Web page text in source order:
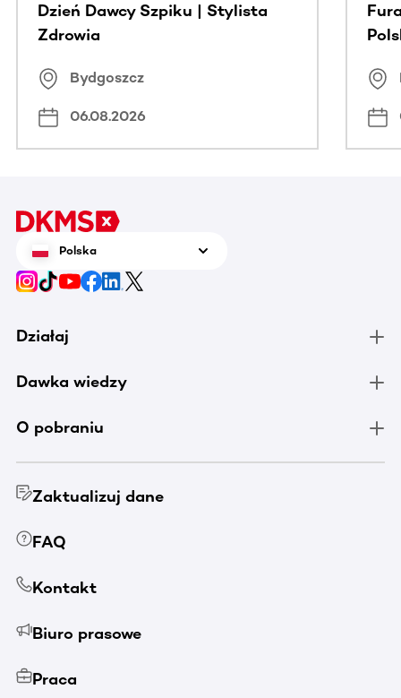
Dzień Dawcy Szpiku | Stylista
Zdrowia
Bydgoszcz
06.08.2026
Polska
Działaj
Dawka wiedzy
O pobraniu
Zaktualizuj dane
FAQ
Kontakt
Biuro prasowe
Praca